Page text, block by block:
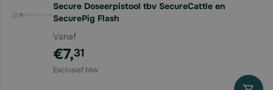
Secure Doseerpistool tbv SecureCattle en
SecurePig Flash
Vanaf
€7,31